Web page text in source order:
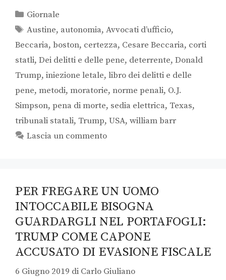
Giornale
Austine, autonomia,Avvocati d’ufficio,
Beccaria, boston, certezza, Cesare Beccaria, corti
statli, Dei delitti e delle pene, deterrente, Donald
Trump, iniezione letale, libro dei delitti e delle
pene, metodi, moratorie, norme penali, O.J.
Simpson, pena di morte, sedia elettrica, Texas,
tribunali statali, Trump, USA, william barr
Lascia un commento
PER FREGARE UN UOMO
INTOCCABILE BISOGNA
GUARDARGLI NEL PORTAFOGLI:
TRUMP COME CAPONE
ACCUSATO DI EVASIONE FISCALE
6 Giugno 2019 di Carlo Giuliano